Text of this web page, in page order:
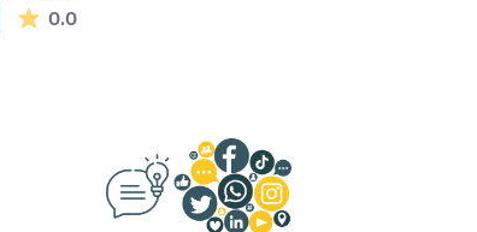
0.0La mitjana de les valoracions és de 0 estrelles de 5.